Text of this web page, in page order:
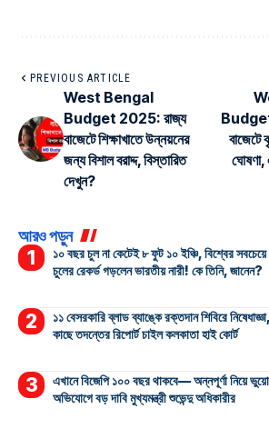
PREVIOUS ARTICLE
West Bengal
Budget 2025: রাজ্য
বাজেটে শিক্ষাখাতে উন্নয়নের
জন্য বিশাল বরাদ্দ, বিস্তারিত
দেখুন?
আরও পড়ুন
১০ বছর চুল না কেটেই ৮ ফুট ১০ ইঞ্চি, বিশ্বের সবচেয়ে
চুলের রেকর্ড গড়লেন ভারতীয় নারী! কে তিনি, জানেন?
১১ বেসরকারি ব্লাড ব্যাঙ্কে রক্তদান শিবিরে
কাছে তদন্তের রিপোর্ট চাইল কলকাতা হাই কোর্ট
এখানে বিজেপি ১০০ বছর থাকবে— অন্নপূর্ণা নিয়ে
অভিযোগে বড় দাবি মুখ্যমন্ত্রী শুভেন্দু অধিকারীর